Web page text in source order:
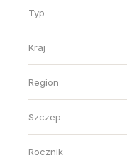
Typ
Kraj
Region
Szczep
Rocznik